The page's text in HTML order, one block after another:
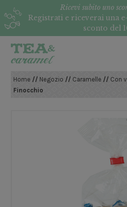
Ricevi subito uno
Registrati e riceverai una
sconto del
Home // Negozio // Caramelle // Con
Finocchio